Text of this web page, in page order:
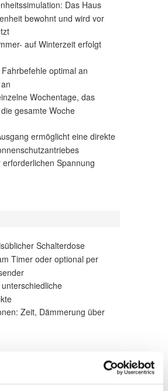
Das Haus
bewohnt und wird vor
auf Winterzeit erfolgt
optimal an
Wochentage, das
gesamte Woche
ermöglicht eine direkte
Spannung
Schalterdose
Timer oder optional per
Zeit, Dämmerung über